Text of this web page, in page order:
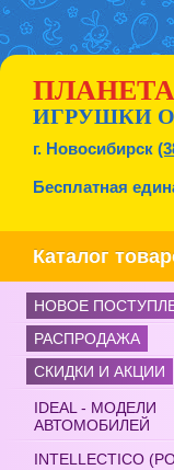
ИГРУШКИ
г. Новосибирск
Бесплатная
Каталог
НОВОЕ
РАСПРОДАЖА
СКИДКИ И АКЦИИ
IDEAL - МОДЕЛИ
АВТОМОБИЛЕЙ
INTELLECTICO